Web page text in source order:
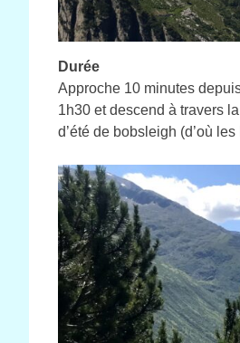
Durée
Approche 10 minutes
1h30 et descend à travers
d’été de bobsleigh (d’où